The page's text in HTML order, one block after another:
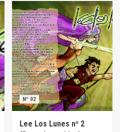
Nº 02
Lee Los Lunes nº 2